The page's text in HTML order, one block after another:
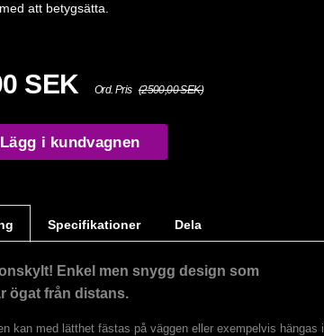
att betygsätta.
SEK Ord. Pris (2500,00 SEK)
Lägg i kundvagnen
Specifikationer Dela
Enkel men snygg design som
ögat från distans.
kan med lätthet fästas på väggen eller exempelvis hängas i